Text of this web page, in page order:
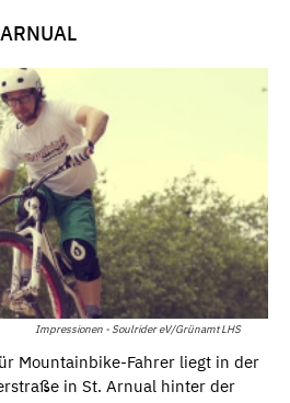
Impressionen - Soulrider eV/Grünamt LHS
Mountainbike-Fahrer liegt in der
in St. Arnual hinter der